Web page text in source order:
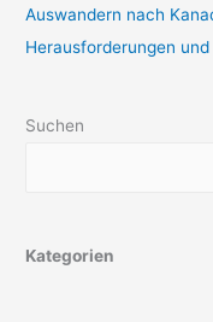
Auswandern nach
Herausforderungen
Suchen
Kategorien